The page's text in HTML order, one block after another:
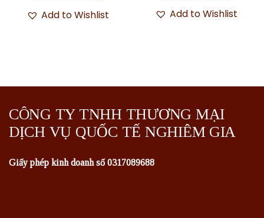
Add to Wishlist
Add to Wishlist
CÔNG TY TNHH THƯƠNG MẠI
DỊCH VỤ QUỐC TẾ NGHIÊM GIA
Giấy phép kinh doanh số 0317089688